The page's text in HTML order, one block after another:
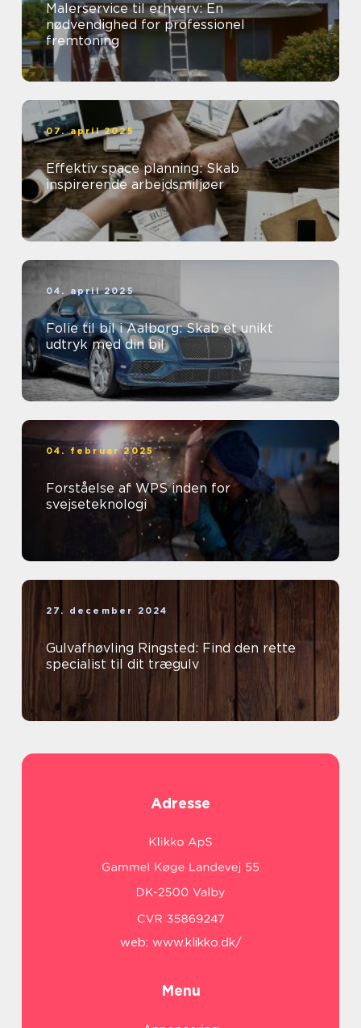
Malerservice til erhverv: En
nødvendighed for professionel
fremtoning
07. april 2025
Effektiv space planning: Skab
inspirerende arbejdsmiljøer
04. april 2025
Folie til bil i Aalborg: Skab et unikt
udtryk med din bil
04. februar 2025
Forståelse af WPS inden for
svejseteknologi
27. december 2024
Gulvafhøvling Ringsted: Find den rette
specialist til dit trægulv
Adresse
web: www.klikko.dk/
Menu